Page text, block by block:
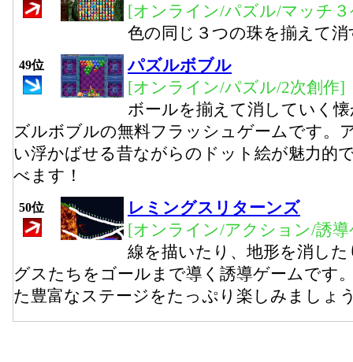
[オンライン/パズル/マッチ
色の同じ３つの珠を揃えて
49位
パズルボブル
[オンライン/パズル/2次創作]
ボールを揃えて消していく
ズルボブルの無料フラッシュゲームです。
い浮かばせる昔ながらのドット絵が魅力的
べます！
50位
レミングスリターンズ
[オンライン/アクション/誘
線を描いたり、地形を消し
グスたちをゴールまで導く誘導ゲームです
た豊富なステージをたっぷり楽しみましょ